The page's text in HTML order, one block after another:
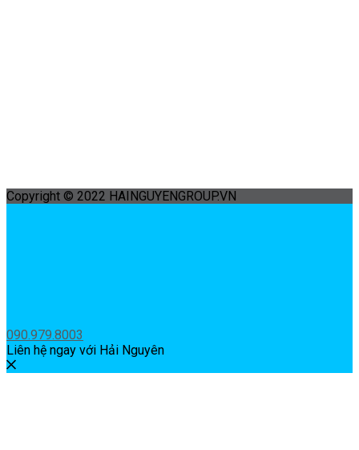
Copyright © 2022 HAINGUYENGROUP.VN
090.979.8003
Liên hệ ngay với Hải Nguyên